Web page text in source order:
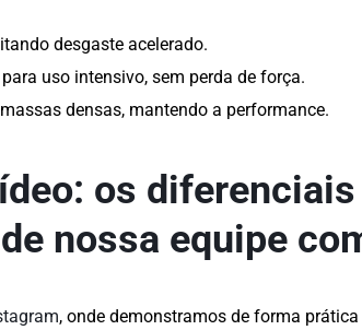
desgaste acelerado.
para uso intensivo, sem perda de força.
densas, mantendo a performance.
: os
nossa equipe
, onde demonstramos de forma